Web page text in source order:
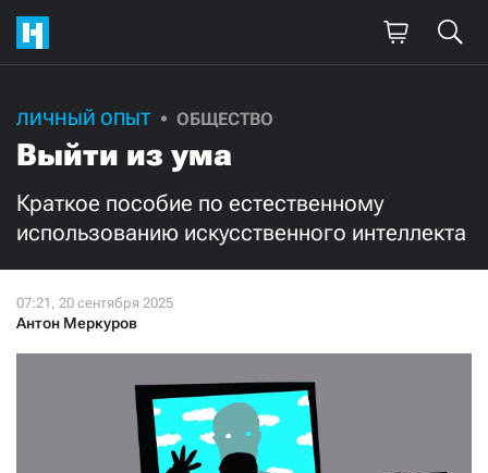
ЛИЧНЫЙ ОПЫТ ОБЩЕСТВО
Выйти из ума
Краткое пособие по естественному
использованию искусственного интеллекта
Антон Меркуров
Поддержите
нашу работу!
Ежемесячно Разово
500
Нажимая кнопку «Стать соучастником»,
условия и подтверждаю свое гражданство РФ